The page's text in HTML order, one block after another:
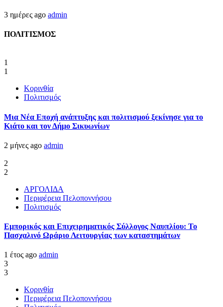
3 ημέρες ago admin
ΠΟΛΙΤΙΣΜΟΣ
1
1
Κορινθία
Πολιτισμός
Μια Νέα Εποχή ανάπτυξης και πολιτισμού ξεκίνησε για το
Κιάτο και τον Δήμο Σικυωνίων
2 μήνες ago admin
2
2
ΑΡΓΟΛΙΔΑ
Περιφέρεια Πελοποννήσου
Πολιτισμός
Εμπορικός και Επιχειρηματικός Σύλλογος Ναυπλίου: Το
Πασχαλινό Ωράριο Λειτουργίας των καταστημάτων
1 έτος ago admin
3
3
Κορινθία
Περιφέρεια Πελοποννήσου